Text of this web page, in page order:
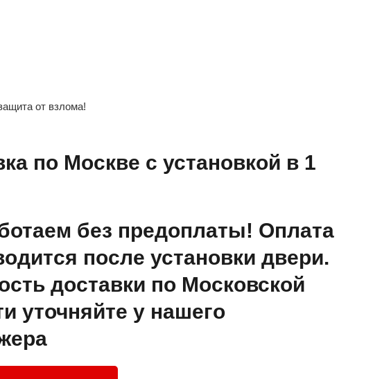
от взлома!
по Москве с установкой в 1
без предоплаты! Оплата
после установки двери.
доставки по Московской
уточняйте у нашего